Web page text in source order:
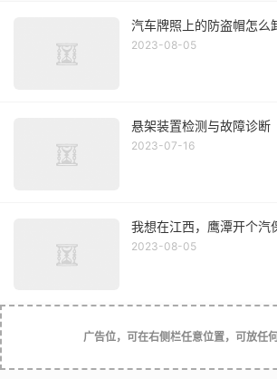
5.不要让车贴和车身有任何分离或突
湿贴法步骤-用工具：喷壶、干净
刀、风筒
先挂住底部的钩子，再下压上部机
正好。
将拉伸器踩下释放片,将拉伸器放平,
尺,试一下头部和脚部位置,将双脚踝放入
汽车牌照上的防盗帽怎么
2023-08-05
悬架装置检测与故障诊断
2023-07-16
我想在江西，鹰潭开个汽
2023-08-05
广告位，可在右侧栏任意位置，可放任